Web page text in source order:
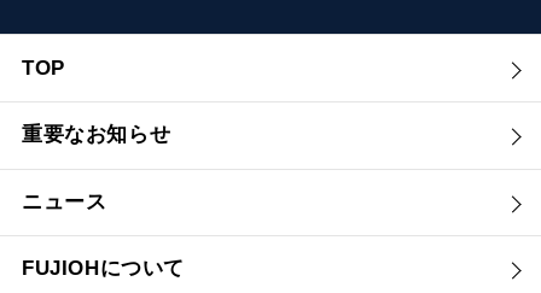
TOP
重要なお知らせ
ニュース
FUJIOHについて